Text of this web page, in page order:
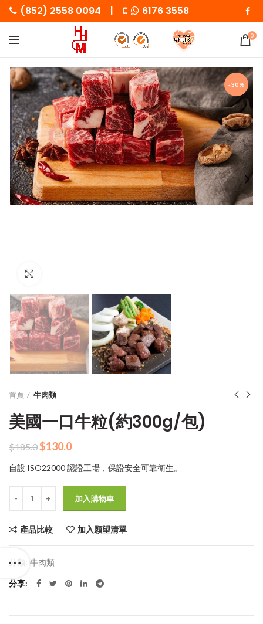
(852) 2558 0094 | 6176 3558
0
-30%
首頁 牛肉類
美國一口牛粒(約300g/包)
$185.0 原
價
$185.0。
$130.0目
價
$130.0。
自設 ISO22000 認證工場，保證安全可靠衛生。
加入購物車
產品比較 加入願望清單
分類: 牛肉類
分享